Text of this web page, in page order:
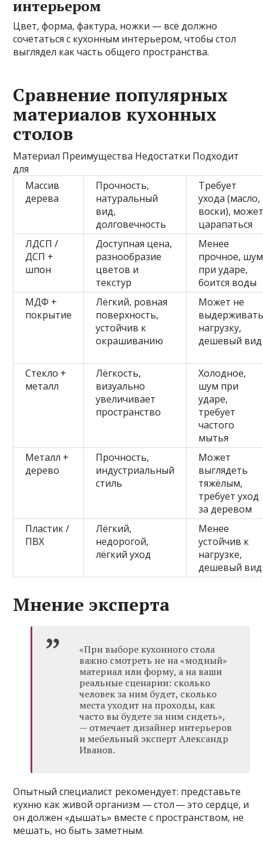
интерьером
Цвет, форма, фактура, ножки — всё должно
сочетаться с кухонным интерьером, чтобы стол
выглядел как часть общего пространства.
Сравнение популярных
материалов кухонных
столов
Материал Преимущества Недостатки Подходит
для
Массив
дерева
Прочность,
натуральный
вид,
долговечность
Требует
ухода (масло,
воски),
царапаться
ЛДСП /
ДСП +
шпон
Доступная цена,
разнообразие
цветов и
текстур
Менее
прочное, шум
при ударе,
боится воды
МДФ +
покрытие
Лёгкий, ровная
поверхность,
устойчив к
окрашиванию
Может не
нагрузку,
дешевый вид
Стекло +
металл
Лёгкость,
визуально
увеличивает
пространство
Холодное,
шум при
ударе,
требует
частого
мытья
Металл +
дерево
Прочность,
индустриальный
стиль
Может
выглядеть
тяжёлым,
требует уход
за деревом
Пластик /
ПВХ
Лёгкий,
недорогой,
лёгкий уход
Менее
устойчив к
нагрузке,
дешевый вид
Мнение эксперта
«При выборе кухонного стола
важно смотреть не на «модный»
материал или форму, а на ваши
реальные сценарии: сколько
человек за ним будет, сколько
места уходит на проходы, как
часто вы будете за ним сидеть»,
— отмечает дизайнер интерьеров
и мебельный эксперт Александр
Иванов.
Опытный специалист рекомендует: представьте
кухню как живой организм — стол — это сердце, и
он должен «дышать» вместе с пространством, не
мешать, но быть заметным.